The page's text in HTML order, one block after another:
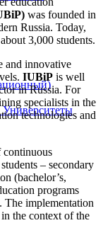
was founded in
Russia. Today,
3,000 students.
and innovative
IUBiP is well
in Russia. For
specialists in the
technologies and
continuous
– secondary
(bachelor’s,
programs
The implementation
the context of the